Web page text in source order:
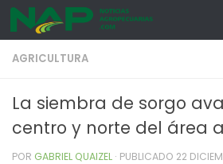
Skip to content
AGRICULTURA
La siembra de sorgo
centro y norte del área
POR GABRIEL QUAIZEL · PUBLICADO 22